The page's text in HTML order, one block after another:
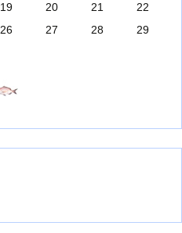
19 20 21
22
26 27 28
29